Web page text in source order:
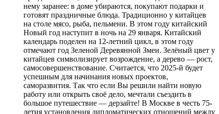
нему заранее: в доме убираются, покупают подарки и
готовят праздничные блюда. Традиционно у китайцев
на столе мясо, рыба, пельмени. В этом году китайский
Новый год наступит в ночь на 29 января. Китайский
календарь поделен на 12-летний цикл, в этом году
отмечают год Зеленой Деревянной Змеи. Зелёный цвет у
китайцев символизирует возрождение, а дерево — рост,
самосовершенствование. Считается, что 2025-й будет
успешным для начинания новых проектов,
саморазвития. Так что если Вы решили найти новую
работу или открыть своё дело, мечтали съездить в
большое путешествие — дерзайте! В Москве в честь 75-
летия установления дипломатических отношений между